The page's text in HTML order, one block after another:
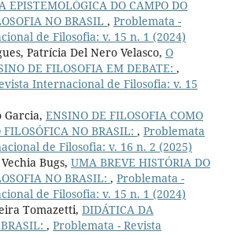
EPISTEMOLÓGICA DO CAMPO DO
NO BRASIL , Problemata -
de Filosofia: v. 15 n. 1 (2024)
Patrícia Del Nero Velasco, O
DE FILOSOFIA EM DEBATE: ,
Internacional de Filosofia: v. 15
Garcia, ENSINO DE FILOSOFIA COMO
NO BRASIL: , Problemata
de Filosofia: v. 16 n. 2 (2025)
Bugs, UMA BREVE HISTÓRIA DO
NO BRASIL: , Problemata -
de Filosofia: v. 15 n. 1 (2024)
Tomazetti, DIDÁTICA DA
, Problemata - Revista